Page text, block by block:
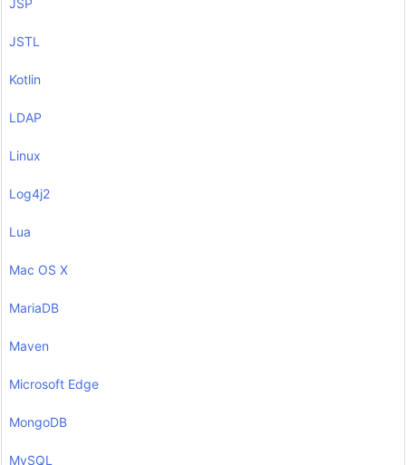
JSTL
Kotlin
LDAP
Linux
Log4j2
Lua
Mac OS X
MariaDB
Maven
Microsoft Edge
MongoDB
MySQL